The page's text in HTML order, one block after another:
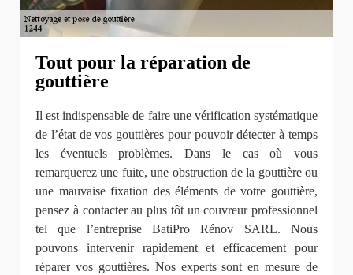
Tout pour la réparation de
gouttière
Il est indispensable de faire une vérification systématique
de l’état de vos gouttières pour pouvoir détecter à temps
les éventuels problèmes. Dans le cas où vous
remarquerez une fuite, une obstruction de la gouttière ou
une mauvaise fixation des éléments de votre gouttière,
pensez à contacter au plus tôt un couvreur professionnel
tel que l’entreprise BatiPro Rénov SARL. Nous
pouvons intervenir rapidement et efficacement pour
réparer vos gouttières. Nos experts sont en mesure de